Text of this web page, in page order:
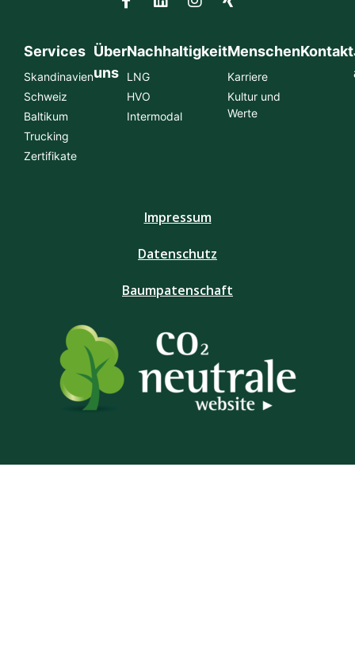
Services
Skandinavien
Schweiz
Baltikum
Trucking
Zertifikate
Über
uns
Nachhaltigkeit
LNG
HVO
Intermodal
Menschen
Karriere
Kultur und
Werte
Kontakt
Impressum
Datenschutz
Baumpatenschaft